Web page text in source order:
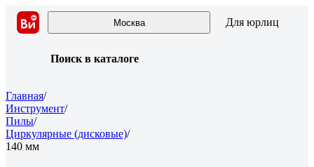
Москва Для юрлиц
Поиск в каталоге
Главная/
Инструмент/
Пилы/
Циркулярные (дисковые)/
140 мм